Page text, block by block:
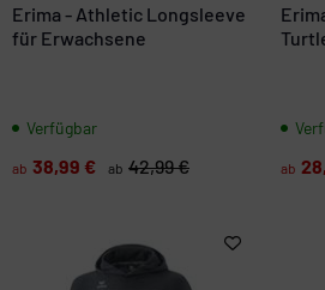
Erima - Athletic Longsleeve
für Erwachsene
Verfügbar
ab 38,99 € ab 42,99 € ab